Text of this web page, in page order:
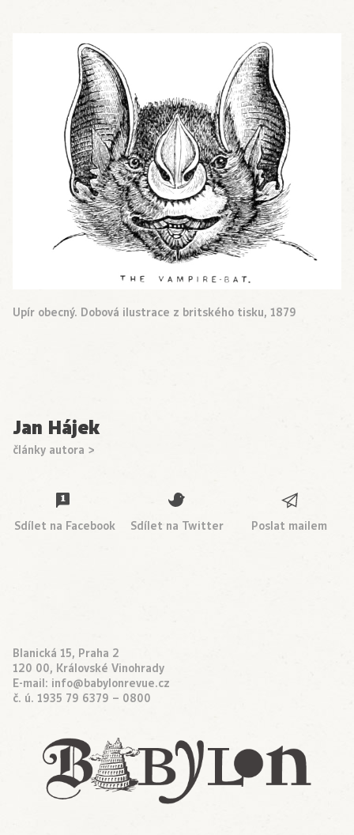
Upír obecný. Dobová ilustrace z britského tisku, 1879
Jan Hájek
články autora >
Sdílet na Facebook Sdílet na Twitter Poslat mailem
Blanická 15, Praha 2
120 00, Královské Vinohrady
E-mail: info@babylonrevue.cz
č. ú. 1935 79 6379 – 0800